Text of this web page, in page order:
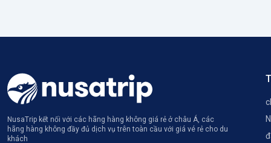
NusaTrip kết nối với các hãng hàng không giá rẻ ở châu Á, các
hãng hàng không đầy đủ dịch vụ trên toàn cầu với giá vé rẻ cho du
khách